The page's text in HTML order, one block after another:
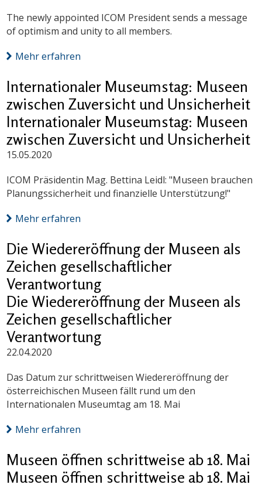
The newly appointed ICOM President sends a message
of optimism and unity to all members.
Mehr erfahren
Internationaler Museumstag: Museen
zwischen Zuversicht und Unsicherheit
Internationaler Museumstag: Museen
zwischen Zuversicht und Unsicherheit
15.05.2020
ICOM Präsidentin Mag. Bettina Leidl: "Museen brauchen
Planungssicherheit und finanzielle Unterstützung!"
Mehr erfahren
Die Wiedereröffnung der Museen als
Zeichen gesellschaftlicher
Verantwortung
Die Wiedereröffnung der Museen als
Zeichen gesellschaftlicher
Verantwortung
22.04.2020
Das Datum zur schrittweisen Wiedereröffnung der
österreichischen Museen fällt rund um den
Internationalen Museumtag am 18. Mai
Mehr erfahren
Museen öffnen schrittweise ab 18. Mai
Museen öffnen schrittweise ab 18. Mai